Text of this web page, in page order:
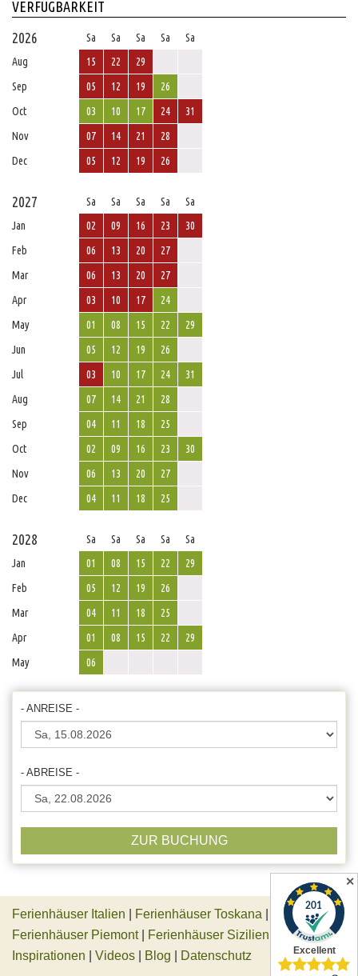
VERFÜGBARKEIT
2026
Sa Sa Sa Sa
Sa
Aug
15 22
29
Sep
05 12 19
26
Oct
03 10 17 24
31
Nov
07 14 21
28
Dec
05 12 19 26
2027 Sa Sa Sa Sa
Sa
Jan
02 09 16 23
30
Feb
06 13 20
27
Mar
06 13 20
27
Apr
03 10 17
24
May
01 08 15 22
29
Jun
05 12 19
26
Jul
03 10 17 24
31
Aug
07 14 21
28
Sep
04 11 18
25
Oct
02 09 16 23
30
Nov
06 13 20
27
Dec
04 11 18 25
2028 Sa Sa Sa Sa
Sa
Jan
01 08 15 22
29
Feb
05 12 19
26
Mar
04 11 18
25
Apr
01 08 15 22
29
May
06
- ANREISE -
- ABREISE -
ZUR BUCHUNG
Ferienhäuser Italien Ferienhäuser Toskana
Ferienhäuser Piemont| Ferienhäuser Sizilien
Inspirationen
Videos Blog Datenschutz
✕